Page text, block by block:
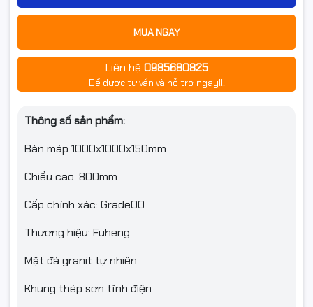
MUA NGAY
Liên hệ 0985680825
Để được tư vấn và hỗ trợ ngay!!!
Thông số sản phẩm:
Bàn máp 1000x1000x150mm
Chiều cao: 800mm
Cấp chính xác: Grade00
Thương hiệu: Fuheng
Mặt đá granit tự nhiên
Khung thép sơn tĩnh điện